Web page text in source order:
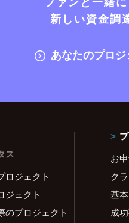
新しい資金調
あなたのプロ
ス
ロジェクト
ジェクト
のプロジェクト
お
ク
基
成